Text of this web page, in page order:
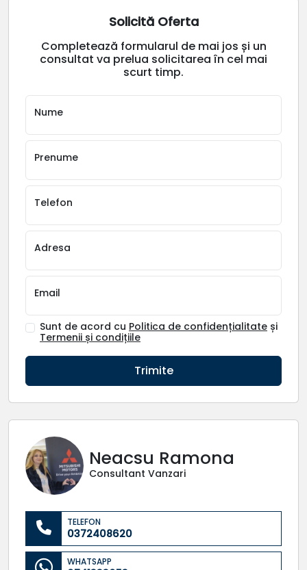
Solicită Oferta
Completează formularul de mai jos și un
consultat va prelua solicitarea în cel mai
scurt timp.
Nume
Prenume
Telefon
Adresa
Email
Sunt de acord cu Politica de confidențialitate și
Termenii și condițiile
Trimite
Neacsu Ramona
Consultant Vanzari
TELEFON
0372408620
WHATSAPP